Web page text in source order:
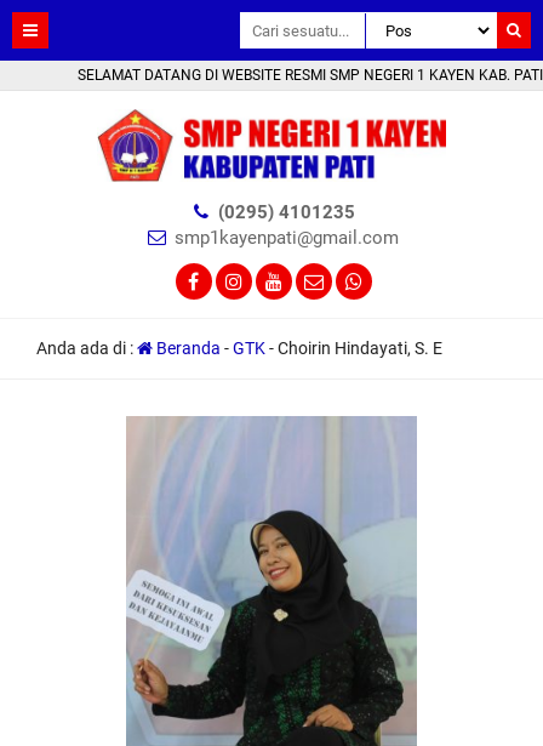
SELAMAT DATANG DI WEBSITE RESMI SMP NEGERI 1 KAYEN KAB.
(0295) 4101235
smp1kayenpati@gmail.com
Anda ada di : Beranda -GTK-Choirin Hindayati, S. E